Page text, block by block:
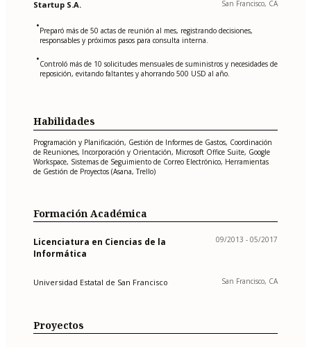
Startup S.A. San Francisco, CA
•Preparó más de 50 actas de reunión al mes, registrando decisiones,
responsables y próximos pasos para consulta interna.
•Controló más de 10 solicitudes mensuales de suministros y necesidades de
reposición, evitando faltantes y ahorrando 500 USD al año.
Habilidades
Programación y Planificación, Gestión de Informes de Gastos, Coordinación
de Reuniones, Incorporación y Orientación, Microsoft Office Suite, Google
Workspace, Sistemas de Seguimiento de Correo Electrónico, Herramientas
de Gestión de Proyectos (Asana, Trello)
Formación Académica
Licenciatura en Ciencias de la
Informática
09/2013 - 05/2017
Universidad Estatal de San Francisco San Francisco, CA
Proyectos